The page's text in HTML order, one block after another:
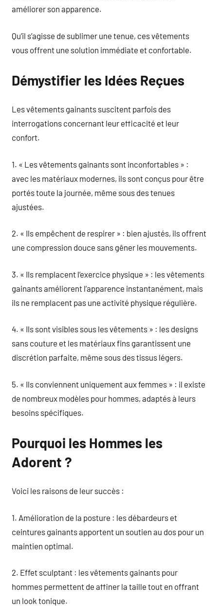
améliorer son apparence.
Qu’il s’agisse de sublimer une tenue, ces vêtements
vous offrent une solution immédiate et confortable.
Démystifier les Idées Reçues
Les vêtements gainants suscitent parfois des
interrogations concernant leur efficacité et leur
confort.
1. « Les vêtements gainants sont inconfortables » :
avec les matériaux modernes, ils sont conçus pour être
portés toute la journée, même sous des tenues
ajustées.
2. « Ils empêchent de respirer » : bien ajustés, ils offrent
une compression douce sans gêner les mouvements.
3. « Ils remplacent l’exercice physique » : les vêtements
gainants améliorent l’apparence instantanément, mais
ils ne remplacent pas une activité physique régulière.
4. « Ils sont visibles sous les vêtements » : les designs
sans couture et les matériaux fins garantissent une
discrétion parfaite, même sous des tissus légers.
5. « Ils conviennent uniquement aux femmes » : il existe
de nombreux modèles pour hommes, adaptés à leurs
besoins spécifiques.
Pourquoi les Hommes les
Adorent ?
Voici les raisons de leur succès :
1. Amélioration de la posture : les débardeurs et
ceintures gainants apportent un soutien au dos pour un
maintien optimal.
2. Effet sculptant : les vêtements gainants pour
hommes permettent de affiner la taille tout en offrant
un look tonique.